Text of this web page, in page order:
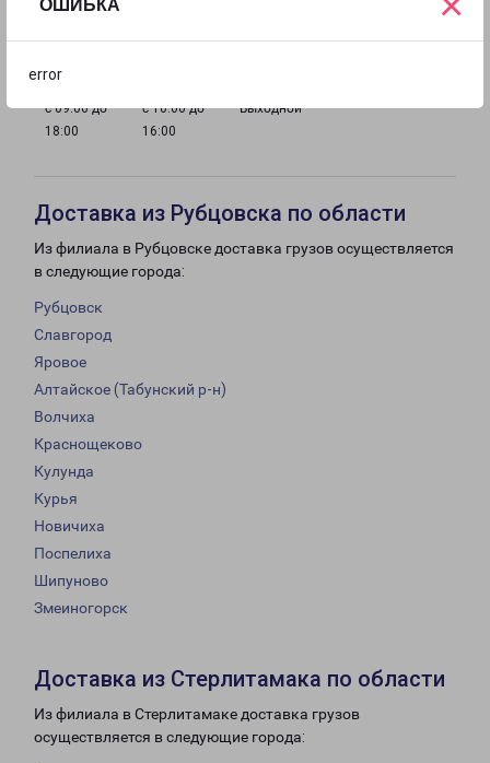
ОШИБКА
error
с 09:00 до
с 09:00 до
18:00
с 10:00 до
16:00
Выходной
Доставка из Рубцовска по области
Из филиала в Рубцовске доставка грузов осуществляется
в следующие города:
Рубцовск
Славгород
Яровое
Алтайское (Табунский р-н)
Волчиха
Краснощеково
Кулунда
Курья
Новичиха
Поспелиха
Шипуново
Змеиногорск
Доставка из Стерлитамака по области
Из филиала в Стерлитамаке доставка грузов
осуществляется в следующие города: